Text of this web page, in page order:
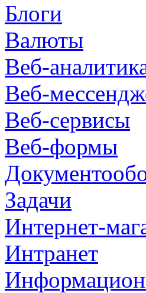
Блоги
Валюты
Веб-
Веб-
Веб-сервисы
Веб-формы
Задачи
Интернет-
Интранет